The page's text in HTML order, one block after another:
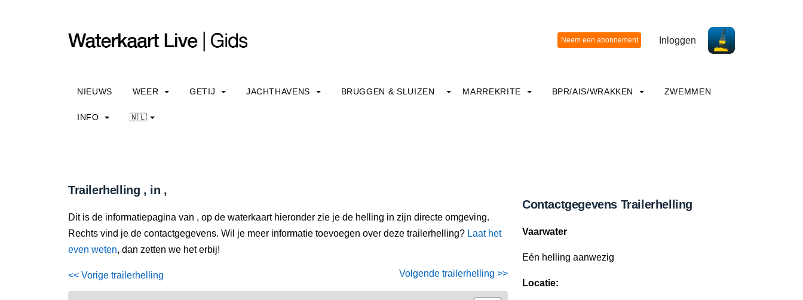
Inloggen
NIEUWS WEER GETIJ JACHTHAVENS BRUGGEN & SLUIZEN MARREKRITE BPR/AIS/WRAKKEN ZWEMMEN
INFO 🇳🇱
Trailerhelling , in ,
Dit is de informatiepagina van , op de waterkaart hieronder zie je de helling in zijn directe omgeving.
Rechts vind je de contactgegevens. Wil je meer informatie toevoegen over deze trailerhelling? Laat het
even weten, dan zetten we het erbij!
<< Vorige trailerhelling Volgende trailerhelling >>
Contactgegevens Trailerhelling
Vaarwater
Eén helling aanwezig
Locatie: